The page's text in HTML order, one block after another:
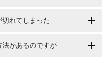
れてしまった
法があるのですが